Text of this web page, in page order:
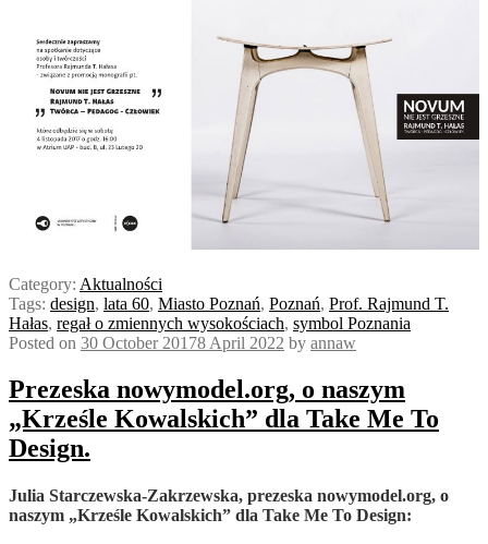
Category: Aktualności
Tags: design, lata 60, Miasto Poznań, Poznań, Prof. Rajmund T.
Hałas, regał o zmiennych wysokościach, symbol Poznania
Posted on 30 October 20178 April 2022 by annaw
Prezeska nowymodel.org, o naszym
„Krześle Kowalskich” dla Take Me To
Design.
Julia Starczewska-Zakrzewska, prezeska nowymodel.org, o
naszym „Krześle Kowalskich” dla Take Me To Design: